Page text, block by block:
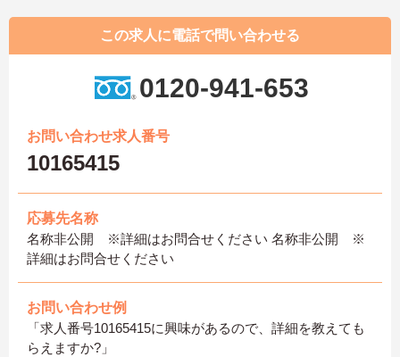
この求人に電話で問い合わせる
0120-941-653
お問い合わせ求人番号
10165415
応募先名称
名称非公開 ※詳細はお問合せください 名称非公開 ※
詳細はお問合せください
お問い合わせ例
「求人番号10165415に興味があるので、詳細を教えても
らえますか?」